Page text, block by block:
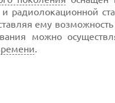
радиолокационной
ему возможность
можно
.